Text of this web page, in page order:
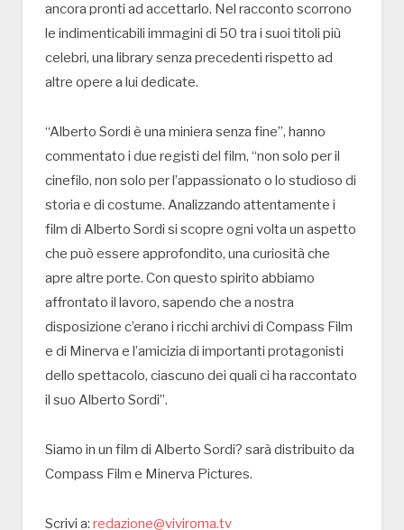
ancora pronti ad accettarlo. Nel racconto scorrono
le indimenticabili immagini di 50 tra i suoi titoli più
celebri, una library senza precedenti rispetto ad
altre opere a lui dedicate.
“Alberto Sordi è una miniera senza fine”, hanno
commentato i due registi del film, “non solo per il
cinefilo, non solo per l’appassionato o lo studioso di
storia e di costume. Analizzando attentamente i
film di Alberto Sordi si scopre ogni volta un aspetto
che può essere approfondito, una curiosità che
apre altre porte. Con questo spirito abbiamo
affrontato il lavoro, sapendo che a nostra
disposizione c’erano i ricchi archivi di Compass Film
e di Minerva e l’amicizia di importanti protagonisti
dello spettacolo, ciascuno dei quali ci ha raccontato
il suo Alberto Sordi”.
Siamo in un film di Alberto Sordi? sarà distribuito da
Compass Film e Minerva Pictures.
Scrivi a: redazione@viviroma.tv